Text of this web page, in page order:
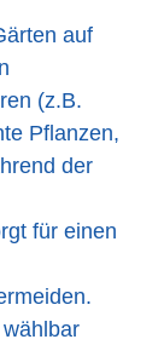
auf
(z.B.
Pflanzen,
der
für einen